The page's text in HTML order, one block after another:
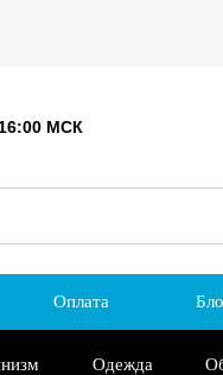
МСК
Оплата
Одежда